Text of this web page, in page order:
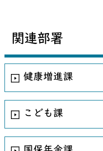
関連部署
健康増進課
こども課